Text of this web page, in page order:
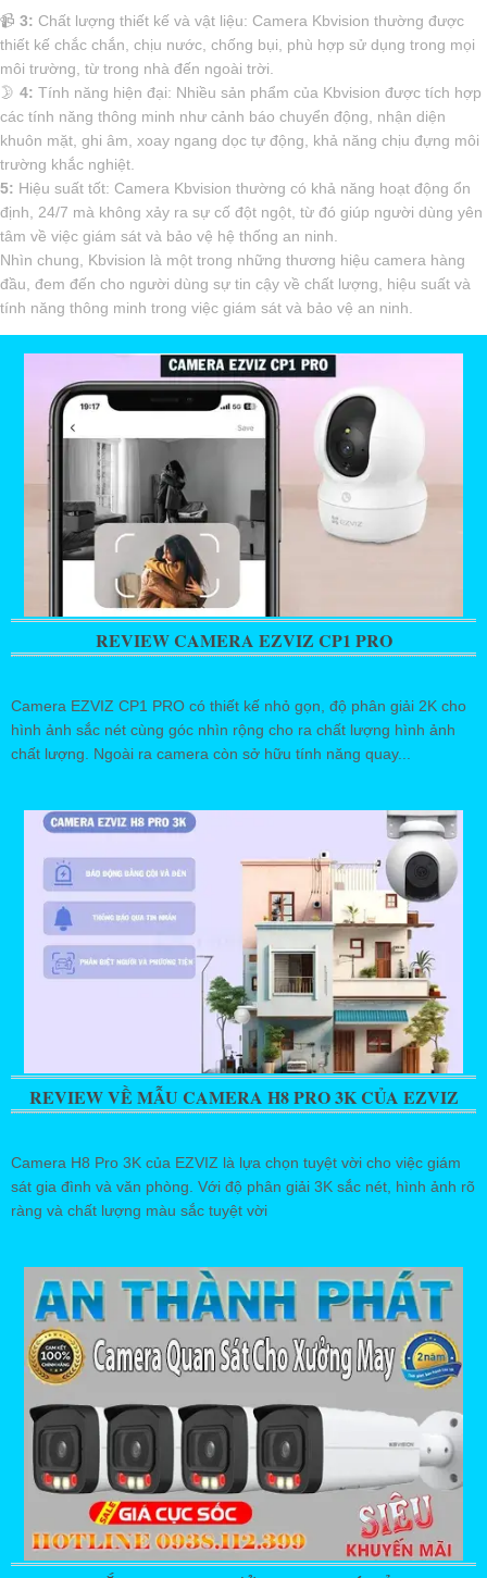
📹 3: Chất lượng thiết kế và vật liệu: Camera Kbvision thường được
thiết kế chắc chắn, chịu nước, chống bụi, phù hợp sử dụng trong mọi
môi trường, từ trong nhà đến ngoài trời.
🌛 4: Tính năng hiện đại: Nhiều sản phẩm của Kbvision được tích hợp
các tính năng thông minh như cảnh báo chuyển động, nhận diện
khuôn mặt, ghi âm, xoay ngang dọc tự động, khả năng chịu đựng môi
trường khắc nghiệt.
5: Hiệu suất tốt: Camera Kbvision thường có khả năng hoạt động ổn
định, 24/7 mà không xảy ra sự cố đột ngột, từ đó giúp người dùng yên
tâm về việc giám sát và bảo vệ hệ thống an ninh.
Nhìn chung, Kbvision là một trong những thương hiệu camera hàng
đầu, đem đến cho người dùng sự tin cậy về chất lượng, hiệu suất và
tính năng thông minh trong việc giám sát và bảo vệ an ninh.
REVIEW CAMERA EZVIZ CP1 PRO
Camera EZVIZ CP1 PRO có thiết kế nhỏ gọn, độ phân giải 2K cho
hình ảnh sắc nét cùng góc nhìn rộng cho ra chất lượng hình ảnh
chất lượng. Ngoài ra camera còn sở hữu tính năng quay...
REVIEW VỀ MẪU CAMERA H8 PRO 3K CỦA EZVIZ
Camera H8 Pro 3K của EZVIZ là lựa chọn tuyệt vời cho việc giám
sát gia đình và văn phòng. Với độ phân giải 3K sắc nét, hình ảnh rõ
ràng và chất lượng màu sắc tuyệt vời